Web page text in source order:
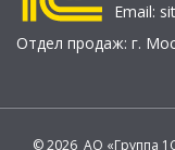
Email:
Отдел продаж: г.
© 2026 АО «Группа